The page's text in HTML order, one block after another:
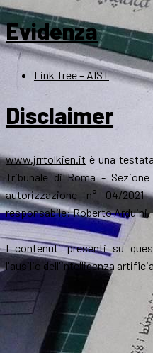
Evidenza
Link Tree – AIST
Disclaimer
www.jrrtolkien.it è una
Tribunale di Roma -
autorizzazione n° 04/
responsabile: Roberto Arduini.
I contenuti presenti su
l'ausilio dell'intelligenza